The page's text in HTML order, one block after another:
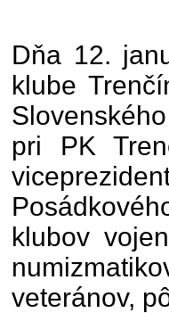
Dňa 12.
klube
pri PK
klubov
veteránov,